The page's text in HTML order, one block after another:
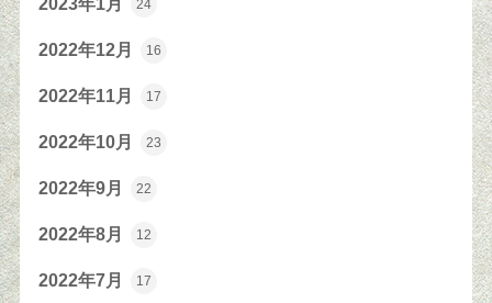
24
2022年12月 16
2022年11月 17
2022年10月 23
2022年9月 22
2022年8月 12
2022年7月 17